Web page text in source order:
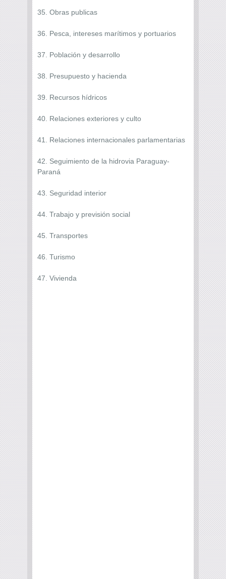
35. Obras publicas
36. Pesca, intereses marítimos y portuarios
37. Población y desarrollo
38. Presupuesto y hacienda
39. Recursos hídricos
40. Relaciones exteriores y culto
41. Relaciones internacionales parlamentarias
42. Seguimiento de la hidrovia Paraguay-
Paraná
43. Seguridad interior
44. Trabajo y previsión social
45. Transportes
46. Turismo
47. Vivienda